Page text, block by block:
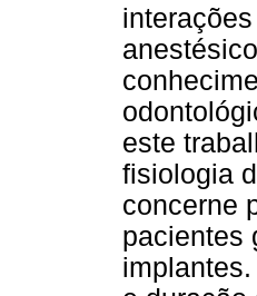
este
fisiologia
concerne
pacientes